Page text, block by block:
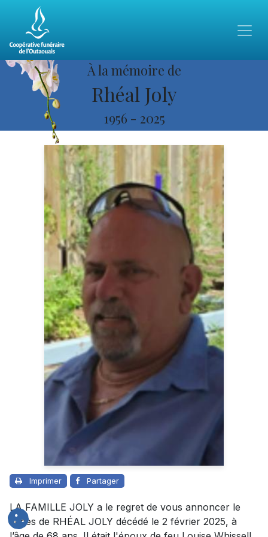
À la mémoire de
Rhéal Joly
1956 - 2025
Imprimer Partager
LA FAMILLE JOLY a le regret de vous annoncer le
décès de RHÉAL JOLY décédé le 2 février 2025, à